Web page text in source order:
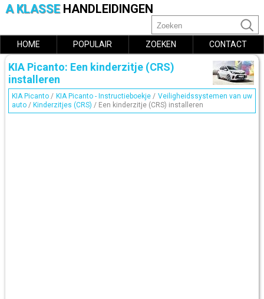
A KLASSE HANDLEIDINGEN
HOME POPULAIR ZOEKEN CONTACT
KIA Picanto: Een kinderzitje (CRS)
installeren
KIA Picanto / KIA Picanto - Instructieboekje / Veiligheidssystemen van uw
auto/ Kinderzitjes (CRS) / Een kinderzitje (CRS) installeren